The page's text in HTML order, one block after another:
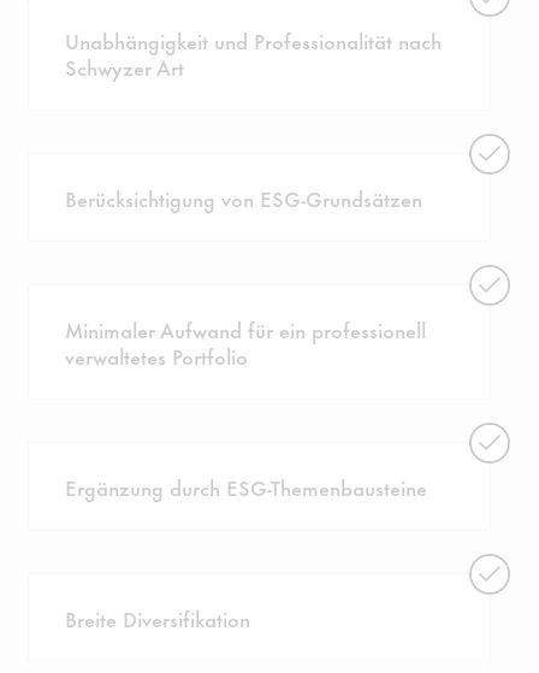
Unabhängigkeit und Professionalität nach
Schwyzer Art
Berücksichtigung von ESG-Grundsätzen
Minimaler Aufwand für ein professionell
verwaltetes Portfolio
Ergänzung durch ESG-Themenbausteine
Breite Diversifikation